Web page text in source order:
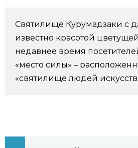
Блог
Популярные статьи
Японский язык official SNS
Святилище Курумадзаки с
известно красотой
недавнее время
«место силы» –
«святилище людей